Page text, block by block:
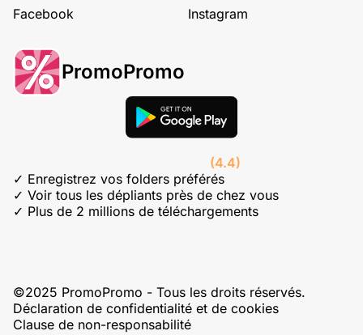
Facebook
Instagram
PromoPromo
(4.4)
✓ Enregistrez vos folders préférés
✓ Voir tous les dépliants près de chez vous
✓ Plus de 2 millions de téléchargements
©2025 PromoPromo - Tous les droits réservés.
Déclaration de confidentialité et de cookies
Clause de non-responsabilité